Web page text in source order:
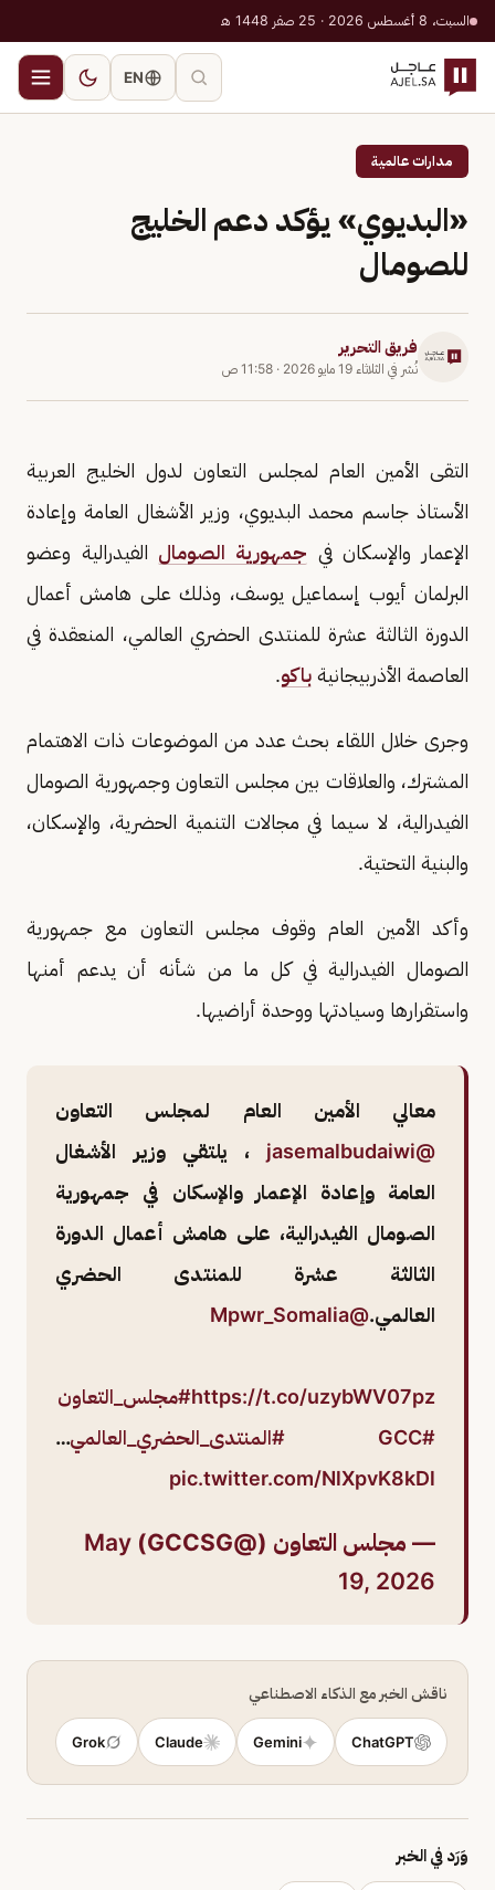
السبت، 8 أغسطس 2026 · 25 صفر 1448 هـ
EN
مدارات عالمية
«البديوي» يؤكد دعم الخليج
للصومال
فريق التحرير
نُشر في الثلاثاء 19 مايو 2026 · 11:58 ص
التقى الأمين العام لمجلس التعاون لدول الخليج العربية
الأستاذ جاسم محمد البديوي، وزير الأشغال العامة وإعادة
الإعمار والإسكان في جمهورية الصومال الفيدرالية وعضو
البرلمان أيوب إسماعيل يوسف، وذلك على هامش أعمال
الدورة الثالثة عشرة للمنتدى الحضري العالمي، المنعقدة في
العاصمة الأذربيجانية باكو.
وجرى خلال اللقاء بحث عدد من الموضوعات ذات الاهتمام
المشترك، والعلاقات بين مجلس التعاون وجمهورية الصومال
الفيدرالية، لا سيما في مجالات التنمية الحضرية، والإسكان،
والبنية التحتية.
وأكد الأمين العام وقوف مجلس التعاون مع جمهورية
الصومال الفيدرالية في كل ما من شأنه أن يدعم أمنها
واستقرارها وسيادتها ووحدة أراضيها.
معالي الأمين العام لمجلس التعاون
@jasemalbudaiwi
، يلتقي وزير الأشغال
العامة وإعادة الإعمار والإسكان في جمهورية
الصومال الفيدرالية، على هامش أعمال الدورة
الثالثة عشرة للمنتدى الحضري
العالمي.@Mpwr_Somalia
https://t.co/uzybWV07pz#مجلس_التعاون
#GCC
#المنتدى_الحضري_العالمي…
pic.twitter.com/NlXpvK8kDl
— مجلس التعاون (@GCCSG)
May
19, 2026
ناقش الخبر مع الذكاء الاصطناعي
ChatGPT
Gemini
Claude
Grok
وَرَد في الخبر